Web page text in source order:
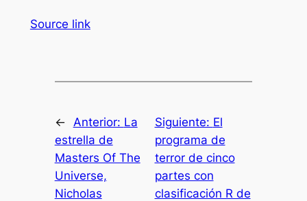
Source link
← Anterior: La
estrella de
Masters Of The
Universe,
Nicholas
Siguiente: El
programa de
terror de cinco
partes con
clasificación R de